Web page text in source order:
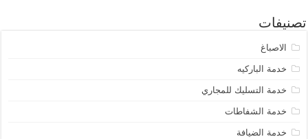
تصنيفات
الاصباغ
خدمة الباركيه
خدمة التسليك للمجاري
خدمة الشفاطات
خدمة الضيافة